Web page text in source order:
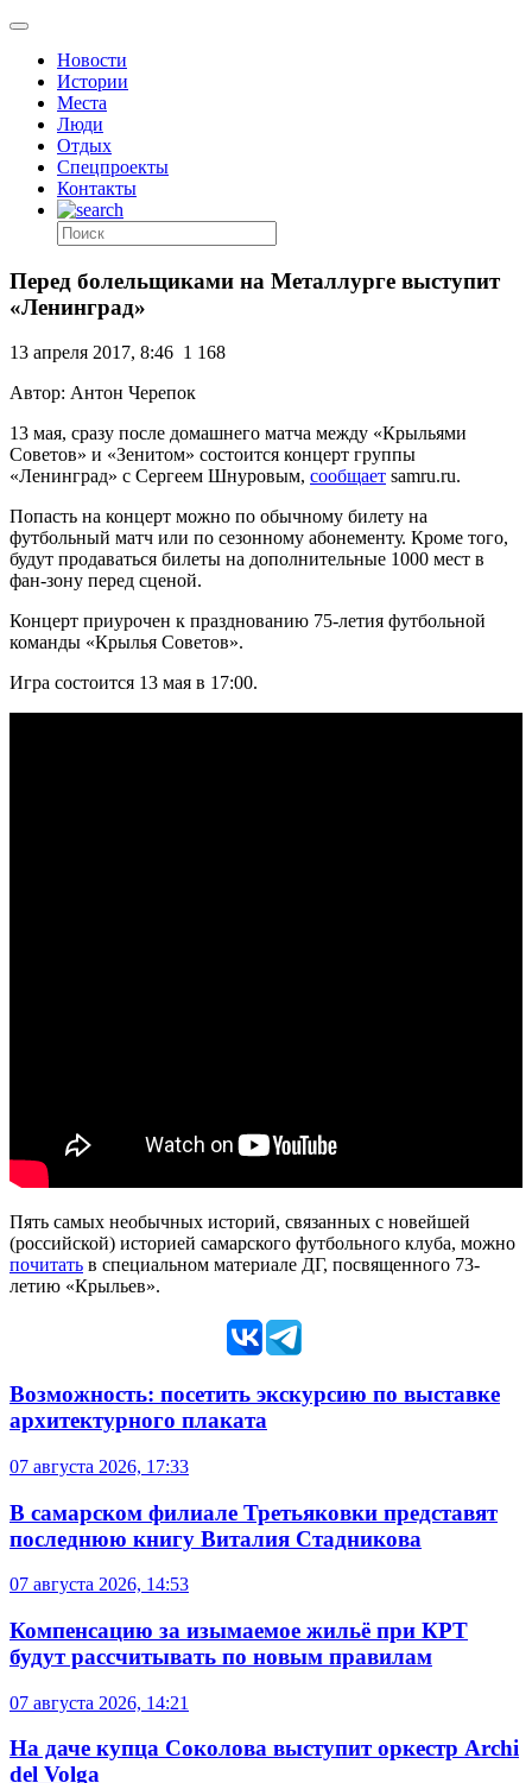
Новости
Истории
Места
Люди
Отдых
Спецпроекты
Контакты
Перед болельщиками на Металлурге выступит
«Ленинград»
13 апреля 2017, 8:46 1 168
Автор: Антон Черепок
13 мая, сразу после домашнего матча между «Крыльями
Советов» и «Зенитом» состоится концерт группы
«Ленинград» с Сергеем Шнуровым, сообщает samru.ru.
Попасть на концерт можно по обычному билету на
футбольный матч или по сезонному абонементу. Кроме того,
будут продаваться билеты на дополнительные 1000 мест в
фан-зону перед сценой.
Концерт приурочен к празднованию 75-летия футбольной
команды «Крылья Советов».
Игра состоится 13 мая в 17:00.
Пять самых необычных историй, связанных с новейшей
(российской) историей самарского футбольного клуба, можно
почитать в специальном материале ДГ, посвященного 73-
летию «Крыльев».
Возможность: посетить экскурсию по выставке
архитектурного плаката
07 августа 2026, 17:33
В самарском филиале Третьяковки представят
последнюю книгу Виталия Стадникова
07 августа 2026, 14:53
Компенсацию за изымаемое жильё при КРТ
будут рассчитывать по новым правилам
07 августа 2026, 14:21
На даче купца Соколова выступит оркестр Archi
del Volga